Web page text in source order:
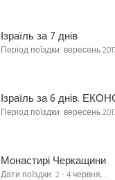
Ізраїль за 7 днів
Період поїздки: вересень
Ізраїль за 6 днів.
Період поїздки: вересень
Монастирі Черкащини
Дати поїздки: 2 - 4 червня,…